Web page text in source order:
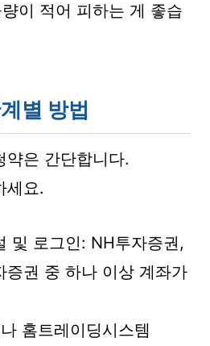
이 적어 피하는 게 좋습
별 방법
약은 간단합니다.
세요.
및 로그인: NH투자증권,
증권 중 하나 이상 계좌가
홈트레이딩시스템